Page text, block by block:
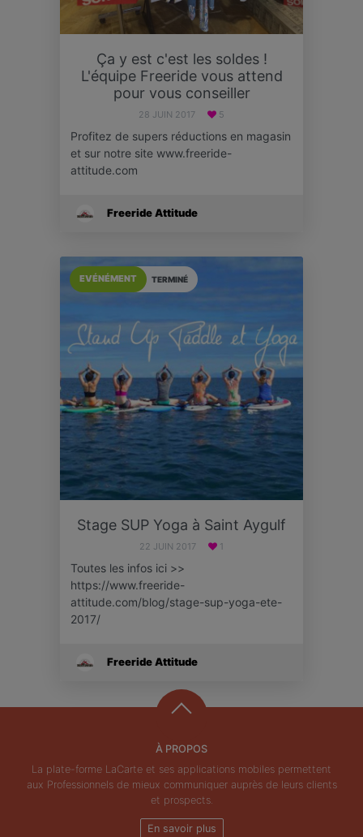
Ça y est c'est les soldes !
L'équipe Freeride vous attend
pour vous conseiller
28 JUIN 2017 5
Profitez de supers réductions en magasin
et sur notre site www.freeride-
attitude.com
Freeride Attitude
TERMINÉ
EVÉNÉMENT
Stage SUP Yoga à Saint Aygulf
22 JUIN 2017 1
Toutes les infos ici >>
https://www.freeride-
attitude.com/blog/stage-sup-yoga-ete-
2017/
Freeride Attitude
À PROPOS
La plate-forme LaCarte et ses applications mobiles permettent
aux Professionnels de mieux communiquer auprès de leurs clients
et prospects.
En savoir plus